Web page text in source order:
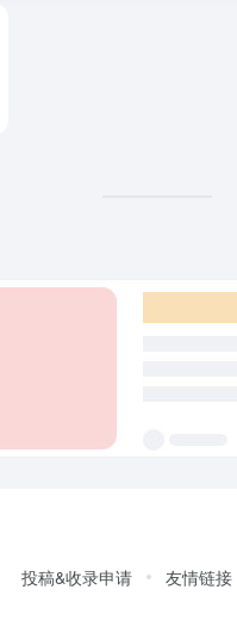
投稿&收录申请 友情链接